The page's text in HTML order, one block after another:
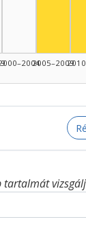
2005–2009
tartalmát